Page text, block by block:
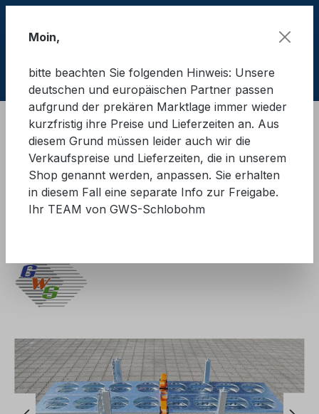
Ladungssicherung Straße
Ladungssicherungssysteme
FlexSis-Rollensicherungssystem
GWS®-FlexSis
Bildergalerie überspringen
Moin,
bitte beachten Sie folgenden Hinweis: Unsere
deutschen und europäischen Partner passen
aufgrund der prekären Marktlage immer wieder
kurzfristig ihre Preise und Lieferzeiten an. Aus
diesem Grund müssen leider auch wir die
Verkaufspreise und Lieferzeiten, die in unserem
Shop genannt werden, anpassen. Sie erhalten
in diesem Fall eine separate Info zur Freigabe.
Ihr TEAM von GWS-Schlobohm